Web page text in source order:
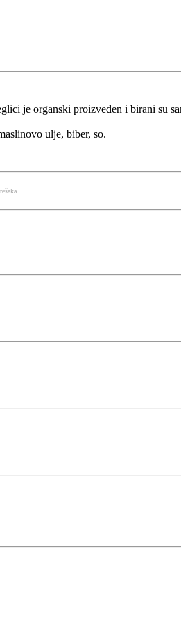
je organski proizveden i birani su
ulje, biber, so.